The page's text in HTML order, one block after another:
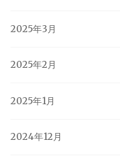
2025年3月
2025年2月
2025年1月
2024年12月